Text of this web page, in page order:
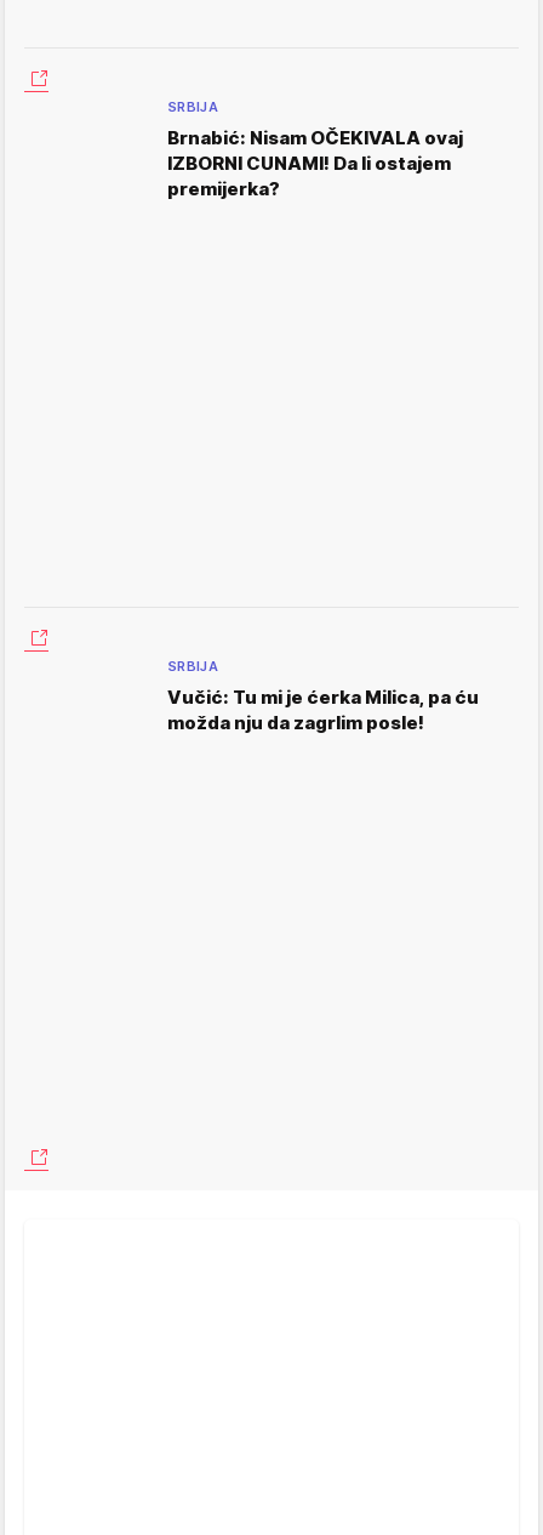
SRBIJA
Brnabić: Nisam OČEKIVALA ovaj
IZBORNI CUNAMI! Da li ostajem
premijerka?
SRBIJA
Vučić: Tu mi je ćerka Milica, pa ću
možda nju da zagrlim posle!